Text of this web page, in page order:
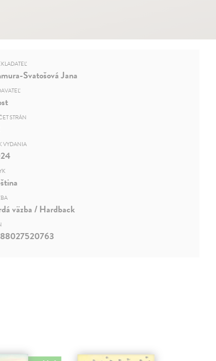
Svatošová Jana
STRÁN
VYDANIA
väzba / Hardback